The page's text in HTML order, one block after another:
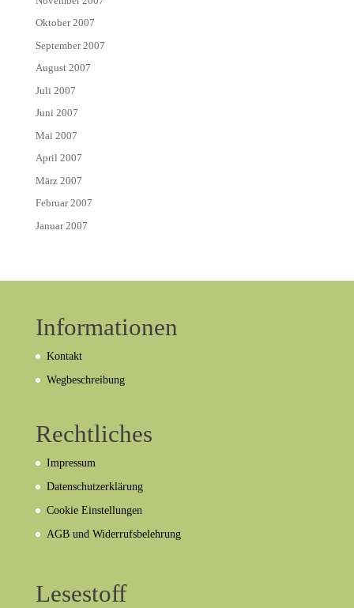
Oktober 2007
September 2007
August 2007
Juli 2007
Juni 2007
Mai 2007
April 2007
März 2007
Februar 2007
Januar 2007
Informationen
Kontakt
Wegbeschreibung
Rechtliches
Impressum
Datenschutzerklärung
Cookie Einstellungen
AGB und Widerrufsbelehrung
Lesestoff